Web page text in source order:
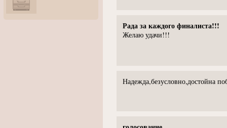
АртБульвар в День города
Рада за каждого финалиста!!!
Желаю удачи!!!
Надежда,безусловно,достойна